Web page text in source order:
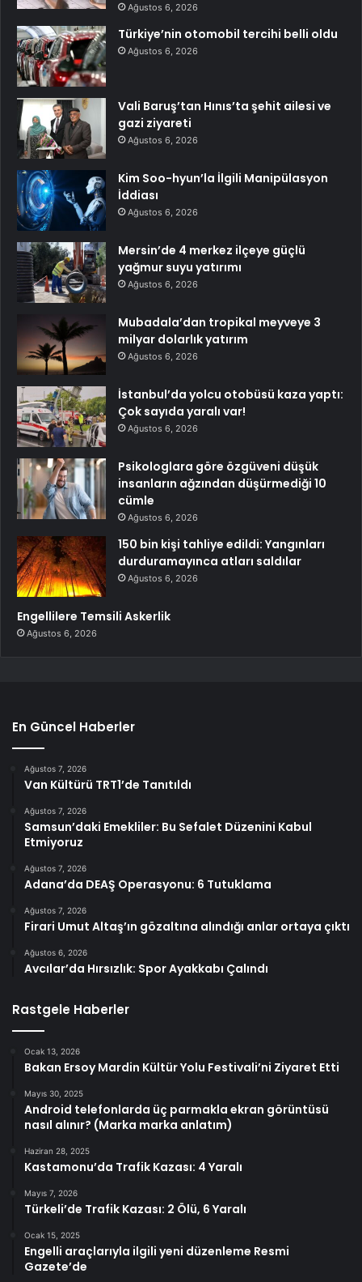
Ağustos 6, 2026
Türkiye’nin otomobil tercihi belli oldu
Ağustos 6, 2026
Vali Baruş’tan Hınıs’ta şehit ailesi ve
gazi ziyareti
Ağustos 6, 2026
Kim Soo-hyun’la İlgili Manipülasyon
İddiası
Ağustos 6, 2026
Mersin’de 4 merkez ilçeye güçlü
yağmur suyu yatırımı
Ağustos 6, 2026
Mubadala’dan tropikal meyveye 3
milyar dolarlık yatırım
Ağustos 6, 2026
İstanbul’da yolcu otobüsü kaza yaptı:
Çok sayıda yaralı var!
Ağustos 6, 2026
Psikologlara göre özgüveni düşük
insanların ağzından düşürmediği 10
cümle
Ağustos 6, 2026
150 bin kişi tahliye edildi: Yangınları
durduramayınca atları saldılar
Ağustos 6, 2026
Engellilere Temsili Askerlik
Ağustos 6, 2026
En Güncel Haberler
Ağustos 7, 2026
Van Kültürü TRT1’de Tanıtıldı
Ağustos 7, 2026
Samsun’daki Emekliler: Bu Sefalet Düzenini Kabul
Etmiyoruz
Ağustos 7, 2026
Adana’da DEAŞ Operasyonu: 6 Tutuklama
Ağustos 7, 2026
Firari Umut Altaş’ın gözaltına alındığı anlar ortaya çıktı
Ağustos 6, 2026
Avcılar’da Hırsızlık: Spor Ayakkabı Çalındı
Rastgele Haberler
Ocak 13, 2026
Bakan Ersoy Mardin Kültür Yolu Festivali’ni Ziyaret Etti
Mayıs 30, 2025
Android telefonlarda üç parmakla ekran görüntüsü
nasıl alınır? (Marka marka anlatım)
Haziran 28, 2025
Kastamonu’da Trafik Kazası: 4 Yaralı
Mayıs 7, 2026
Türkeli’de Trafik Kazası: 2 Ölü, 6 Yaralı
Ocak 15, 2025
Engelli araçlarıyla ilgili yeni düzenleme Resmi
Gazete’de